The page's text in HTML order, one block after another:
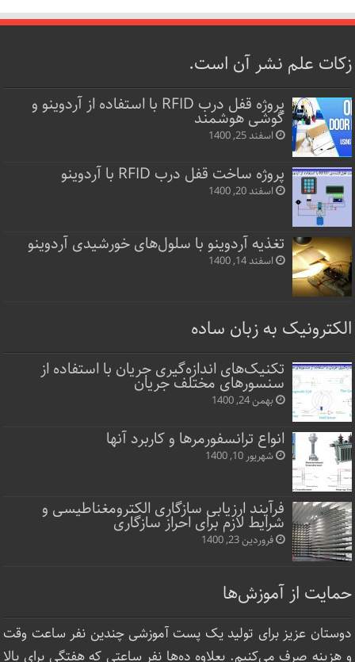
زکات علم نشر آن است.
پروژه قفل‌ درب RFID با استفاده از آردوینو و
گوشی هوشمند
اسفند 25, 1400
پروژه ساخت قفل‌ درب RFID با آردوینو
اسفند 20, 1400
تغذیه آردوینو با سلول‌های خورشیدی آردوینو
اسفند 14, 1400
الکترونیک به زبان ساده
تکنیک‌های اندازه‌گیری جریان با استفاده از
سنسورهای مختلف جریان
بهمن 24, 1400
انواع ترانسفورمرها و کاربرد آنها
شهریور 10, 1400
فرآیند ارزیابی سازگاری الکترومغناطیسی و
شرایط لازم برای احراز سازگاری
فروردین 23, 1400
حمایت از آموزش‌ها
دوستان عزیز برای تولید یک پست آموزشی چندین نفر ساعت‌ وقت
و هزینه صرف می‌کنیم. بعلاوه ده‌ها نفر ساعتی که هفتگی برای بالا